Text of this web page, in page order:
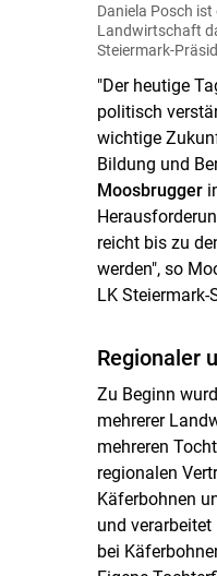
Daniela Posch
Landwirtschaft
Steiermark-
"Der heutige
politisch
wichtige
Bildung und
Moosbrugger
reicht bis zu
werden", so
LK
Regionaler
Zu Beginn
mehrerer
mehreren
regionalen
Käferbohnen
und
bei